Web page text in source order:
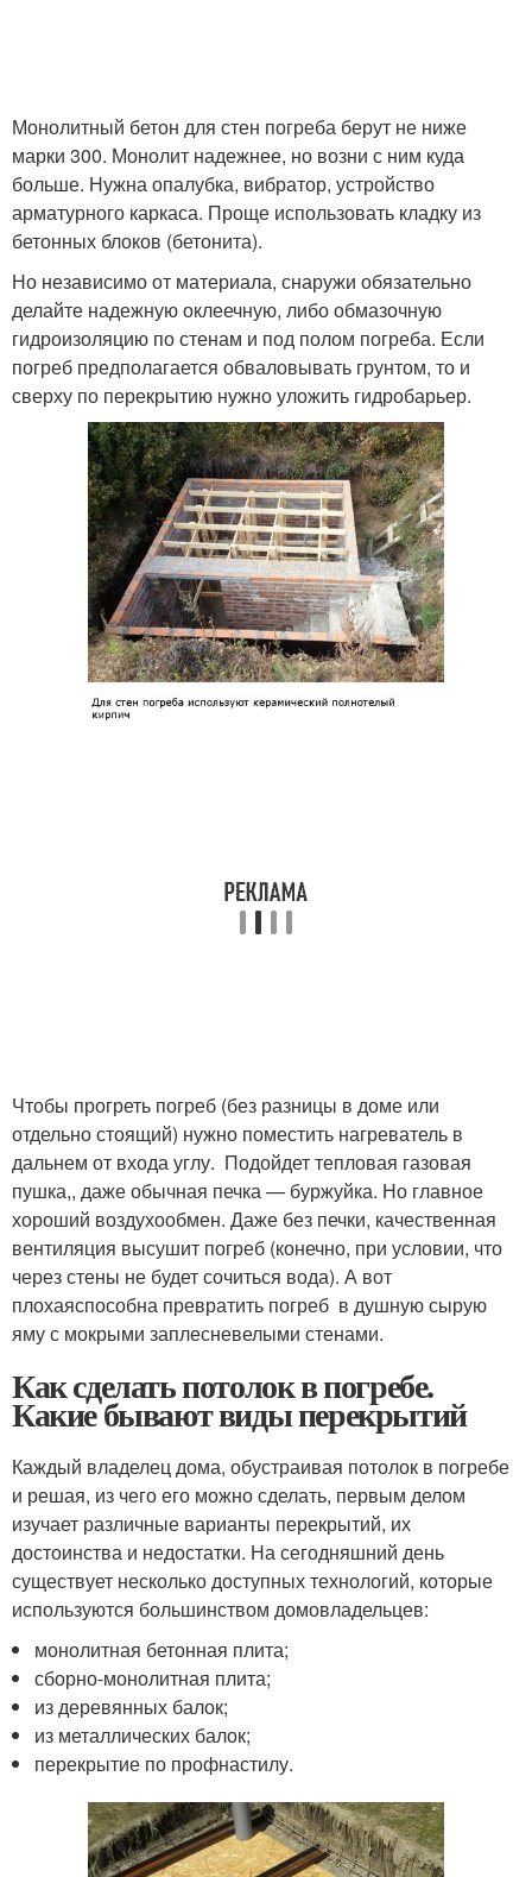
Монолитный бетон для стен погреба берут не ниже
марки 300. Монолит надежнее, но возни с ним куда
больше. Нужна опалубка, вибратор, устройство
арматурного каркаса. Проще использовать кладку из
бетонных блоков (бетонита).
Но независимо от материала, снаружи обязательно
делайте надежную оклеечную, либо обмазочную
гидроизоляцию по стенам и под полом погреба. Если
погреб предполагается обваловывать грунтом, то и
сверху по перекрытию нужно уложить гидробарьер.
Чтобы прогреть погреб (без разницы в доме или
отдельно стоящий) нужно поместить нагреватель в
дальнем от входа углу. Подойдет тепловая газовая
пушка,, даже обычная печка — буржуйка. Но главное
хороший воздухообмен. Даже без печки, качественная
вентиляция высушит погреб (конечно, при условии, что
через стены не будет сочиться вода). А вот
плохаяспособна превратить погреб в душную сырую
яму с мокрыми заплесневелыми стенами.
Как сделать потолок в погребе.
Какие бывают виды перекрытий
Каждый владелец дома, обустраивая потолок в погребе
и решая, из чего его можно сделать, первым делом
изучает различные варианты перекрытий, их
достоинства и недостатки. На сегодняшний день
существует несколько доступных технологий, которые
используются большинством домовладельцев:
монолитная бетонная плита;
сборно-монолитная плита;
из деревянных балок;
из металлических балок;
перекрытие по профнастилу.